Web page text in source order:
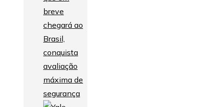
breve
chegará ao
Brasil,
conquista
avaliação
máxima de
segurança